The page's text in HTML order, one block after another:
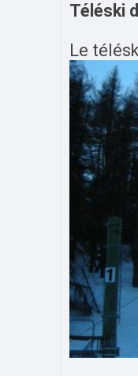
Téléski
Le